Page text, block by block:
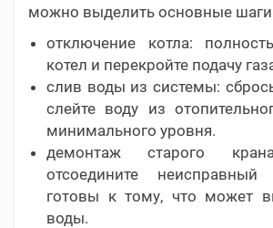
можно выделить основные
отключение котла:
котел и перекройте подачу
слив воды из системы:
слейте воду из
минимального уровня.
демонтаж старого
отсоедините неисправный
готовы к тому, что может
воды.